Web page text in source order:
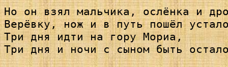
Но он взял мальчика, ослёнка и
Верёвку, нож и в путь пошёл
Три дня идти на гору Мориа,
Три дня и ночи с сыном быть